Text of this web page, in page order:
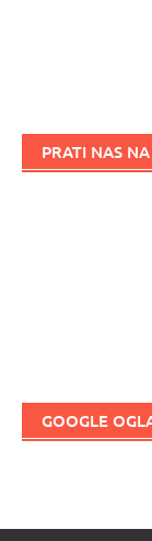
PRATI NAS
GOOGLE